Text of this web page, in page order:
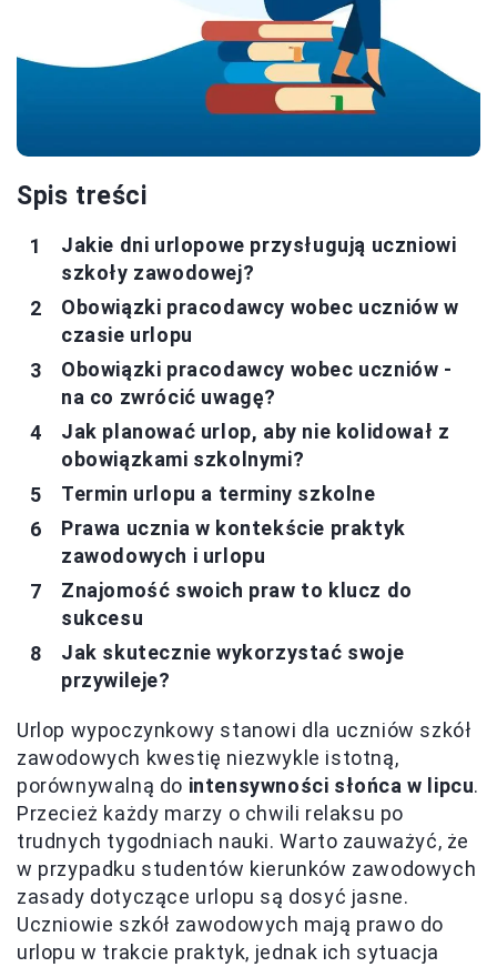
Spis treści
Jakie dni urlopowe przysługują uczniowi
szkoły zawodowej?
Obowiązki pracodawcy wobec uczniów w
czasie urlopu
Obowiązki pracodawcy wobec uczniów -
na co zwrócić uwagę?
Jak planować urlop, aby nie kolidował z
obowiązkami szkolnymi?
Termin urlopu a terminy szkolne
Prawa ucznia w kontekście praktyk
zawodowych i urlopu
Znajomość swoich praw to klucz do
sukcesu
Jak skutecznie wykorzystać swoje
przywileje?
Urlop wypoczynkowy stanowi dla uczniów szkół
zawodowych kwestię niezwykle istotną,
porównywalną do intensywności słońca w lipcu.
Przecież każdy marzy o chwili relaksu po
trudnych tygodniach nauki. Warto zauważyć, że
w przypadku studentów kierunków zawodowych
zasady dotyczące urlopu są dosyć jasne.
Uczniowie szkół zawodowych mają prawo do
urlopu w trakcie praktyk, jednak ich sytuacja